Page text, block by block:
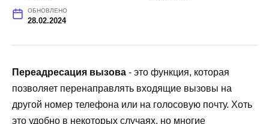
ОБНОВЛЕНО
28.02.2024
Переадресация вызова - это функция, которая
позволяет перенаправлять входящие вызовы на
другой номер телефона или на голосовую почту. Хоть
это удобно в некоторых случаях, но многие